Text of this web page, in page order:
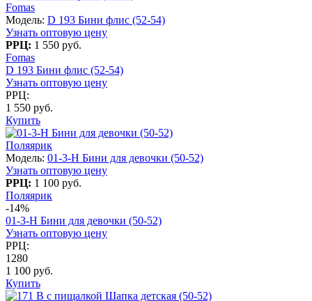
Fomas
Модель: D 193 Бини флис (52-54)
Узнать оптовую цену
РРЦ: 1 550 руб.
Fomas
D 193 Бини флис (52-54)
Узнать оптовую цену
РРЦ:
1 550 руб.
Купить
Поляярик
Модель: 01-3-H Бини для девочки (50-52)
Узнать оптовую цену
РРЦ: 1 100 руб.
Поляярик
-14%
01-3-H Бини для девочки (50-52)
Узнать оптовую цену
РРЦ:
1280
1 100 руб.
Купить